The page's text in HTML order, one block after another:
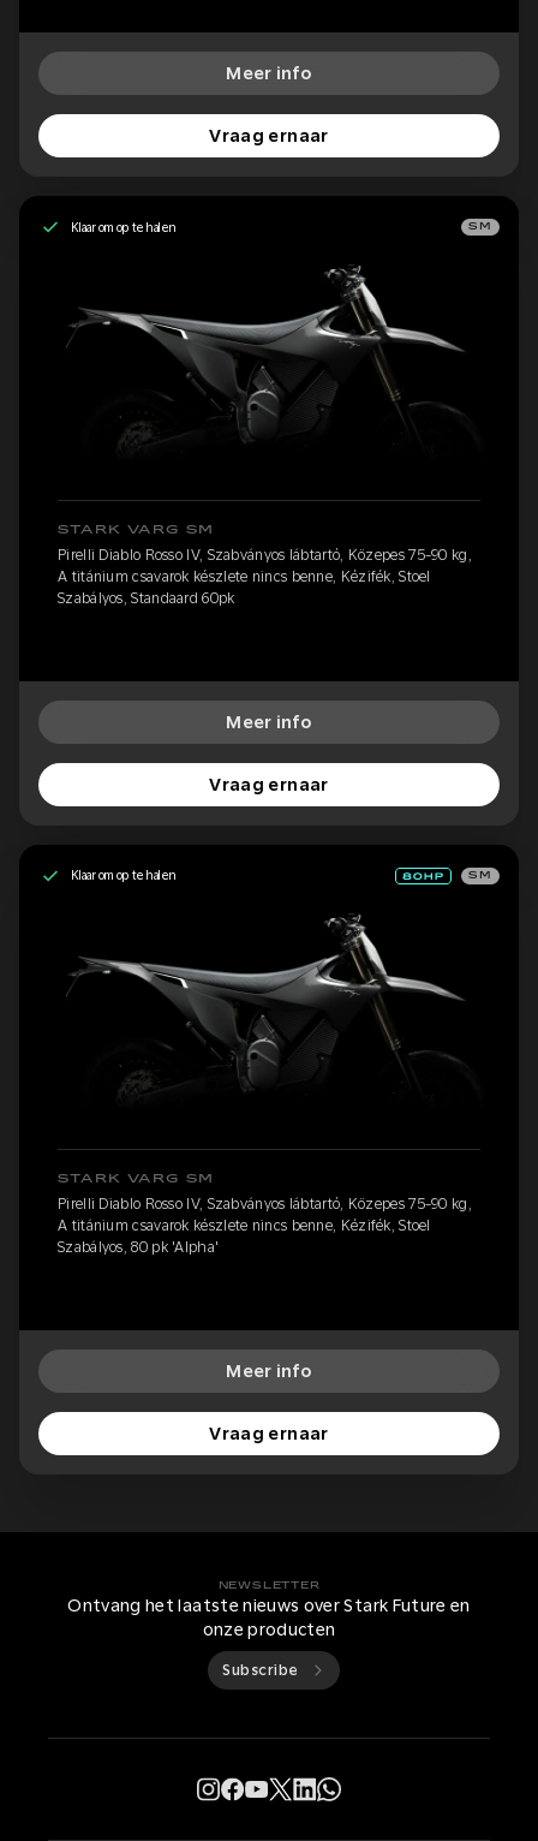
Meer info
Vraag ernaar
Klaar om op te halen SM
STARK VARG SM
Pirelli Diablo Rosso IV, Szabványos lábtartó, Közepes 75-90 kg,
A titánium csavarok készlete nincs benne, Kézifék, Stoel
Szabályos, Standaard 60pk
Meer info
Vraag ernaar
Klaar om op te halen SM
STARK VARG SM
Pirelli Diablo Rosso IV, Szabványos lábtartó, Közepes 75-90 kg,
A titánium csavarok készlete nincs benne, Kézifék, Stoel
Szabályos, 80 pk 'Alpha'
Meer info
Vraag ernaar
NEWSLETTER
Ontvang het laatste nieuws over Stark Future en
onze producten
Subscribe